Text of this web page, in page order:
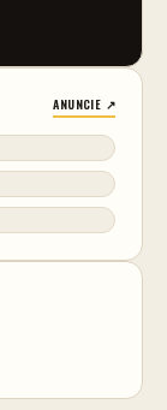
ANUNCIE ↗